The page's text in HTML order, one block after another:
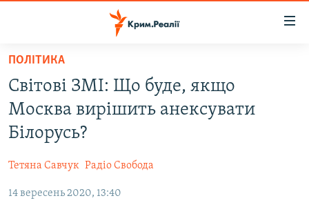
Перейти
основного
матеріалу
Перейти
до
основної
Перейти
ВІДЕО ТА ФОТО
БЛОГИ
ПОГЛЯД
ПОЛІТИКА
Світові ЗМІ: Що буде, якщо
Москва вирішить анексувати
Білорусь?
Тетяна Савчук Радіо Свобода
14 вересень 2020, 13:40